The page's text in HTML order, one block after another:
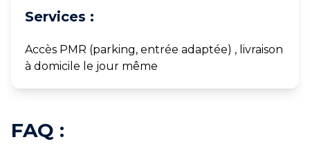
Services :
Accès PMR (parking, entrée adaptée) , livraison
à domicile le jour même
FAQ :